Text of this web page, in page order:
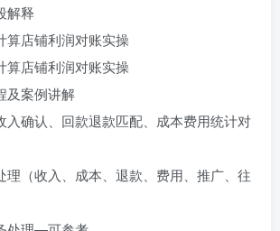
解释
店铺利润对账实操
店铺利润对账实操
及案例讲解
确认、回款退款匹配、成本费用统计对
理（收入、成本、退款、费用、推广、往